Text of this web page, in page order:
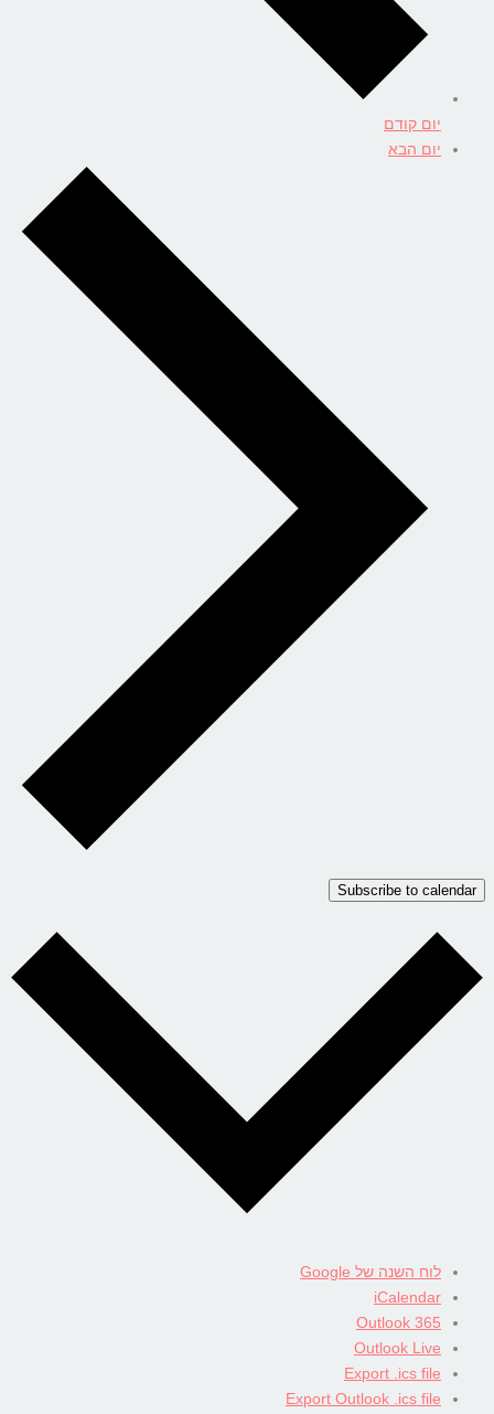
יום קודם
יום הבא
Subscribe to calendar
לוח השנה של Google
iCalendar
Outlook 365
Outlook Live
Export .ics file
Export Outlook .ics file